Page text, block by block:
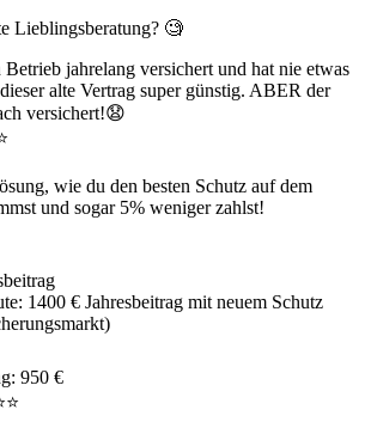
Lieblingsberatung? 🧐
jahrelang versichert und hat nie etwas
alte Vertrag super günstig. ABER der
versichert!😧
wie du den besten Schutz auf dem
und sogar 5% weniger zahlst!
1400 € Jahresbeitrag mit neuem Schutz
950 €